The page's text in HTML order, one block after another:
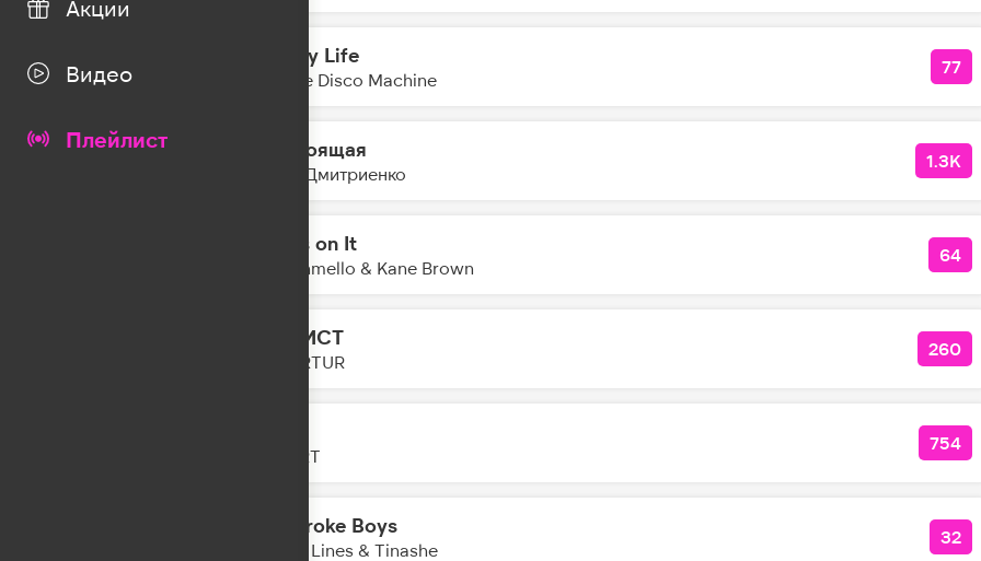
Акции
Видео
Плейлист
21:49 All My Life
Purple Disco Machine
77
Настоящая
Ваня Дмитриенко
1.3K
Miles on It
Marshmello & Kane Brown
64
ЭГОИСТ
GOARTUR
260
ZIVERT
754
No Broke Boys
Disco Lines & Tinashe
32